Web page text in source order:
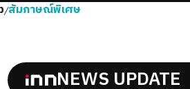
/สัมภาษณ์พิเศษ
NEWS UPDATE